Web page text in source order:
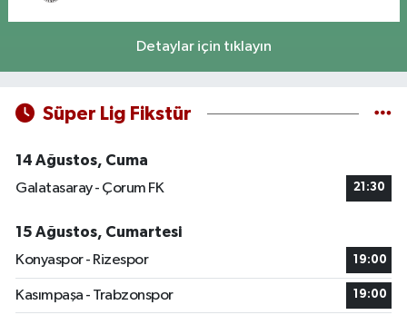
Detaylar için tıklayın
Süper Lig Fikstür
14 Ağustos, Cuma
Galatasaray - Çorum FK
21:30
15 Ağustos, Cumartesi
Konyaspor - Rizespor
19:00
Kasımpaşa - Trabzonspor 19:00